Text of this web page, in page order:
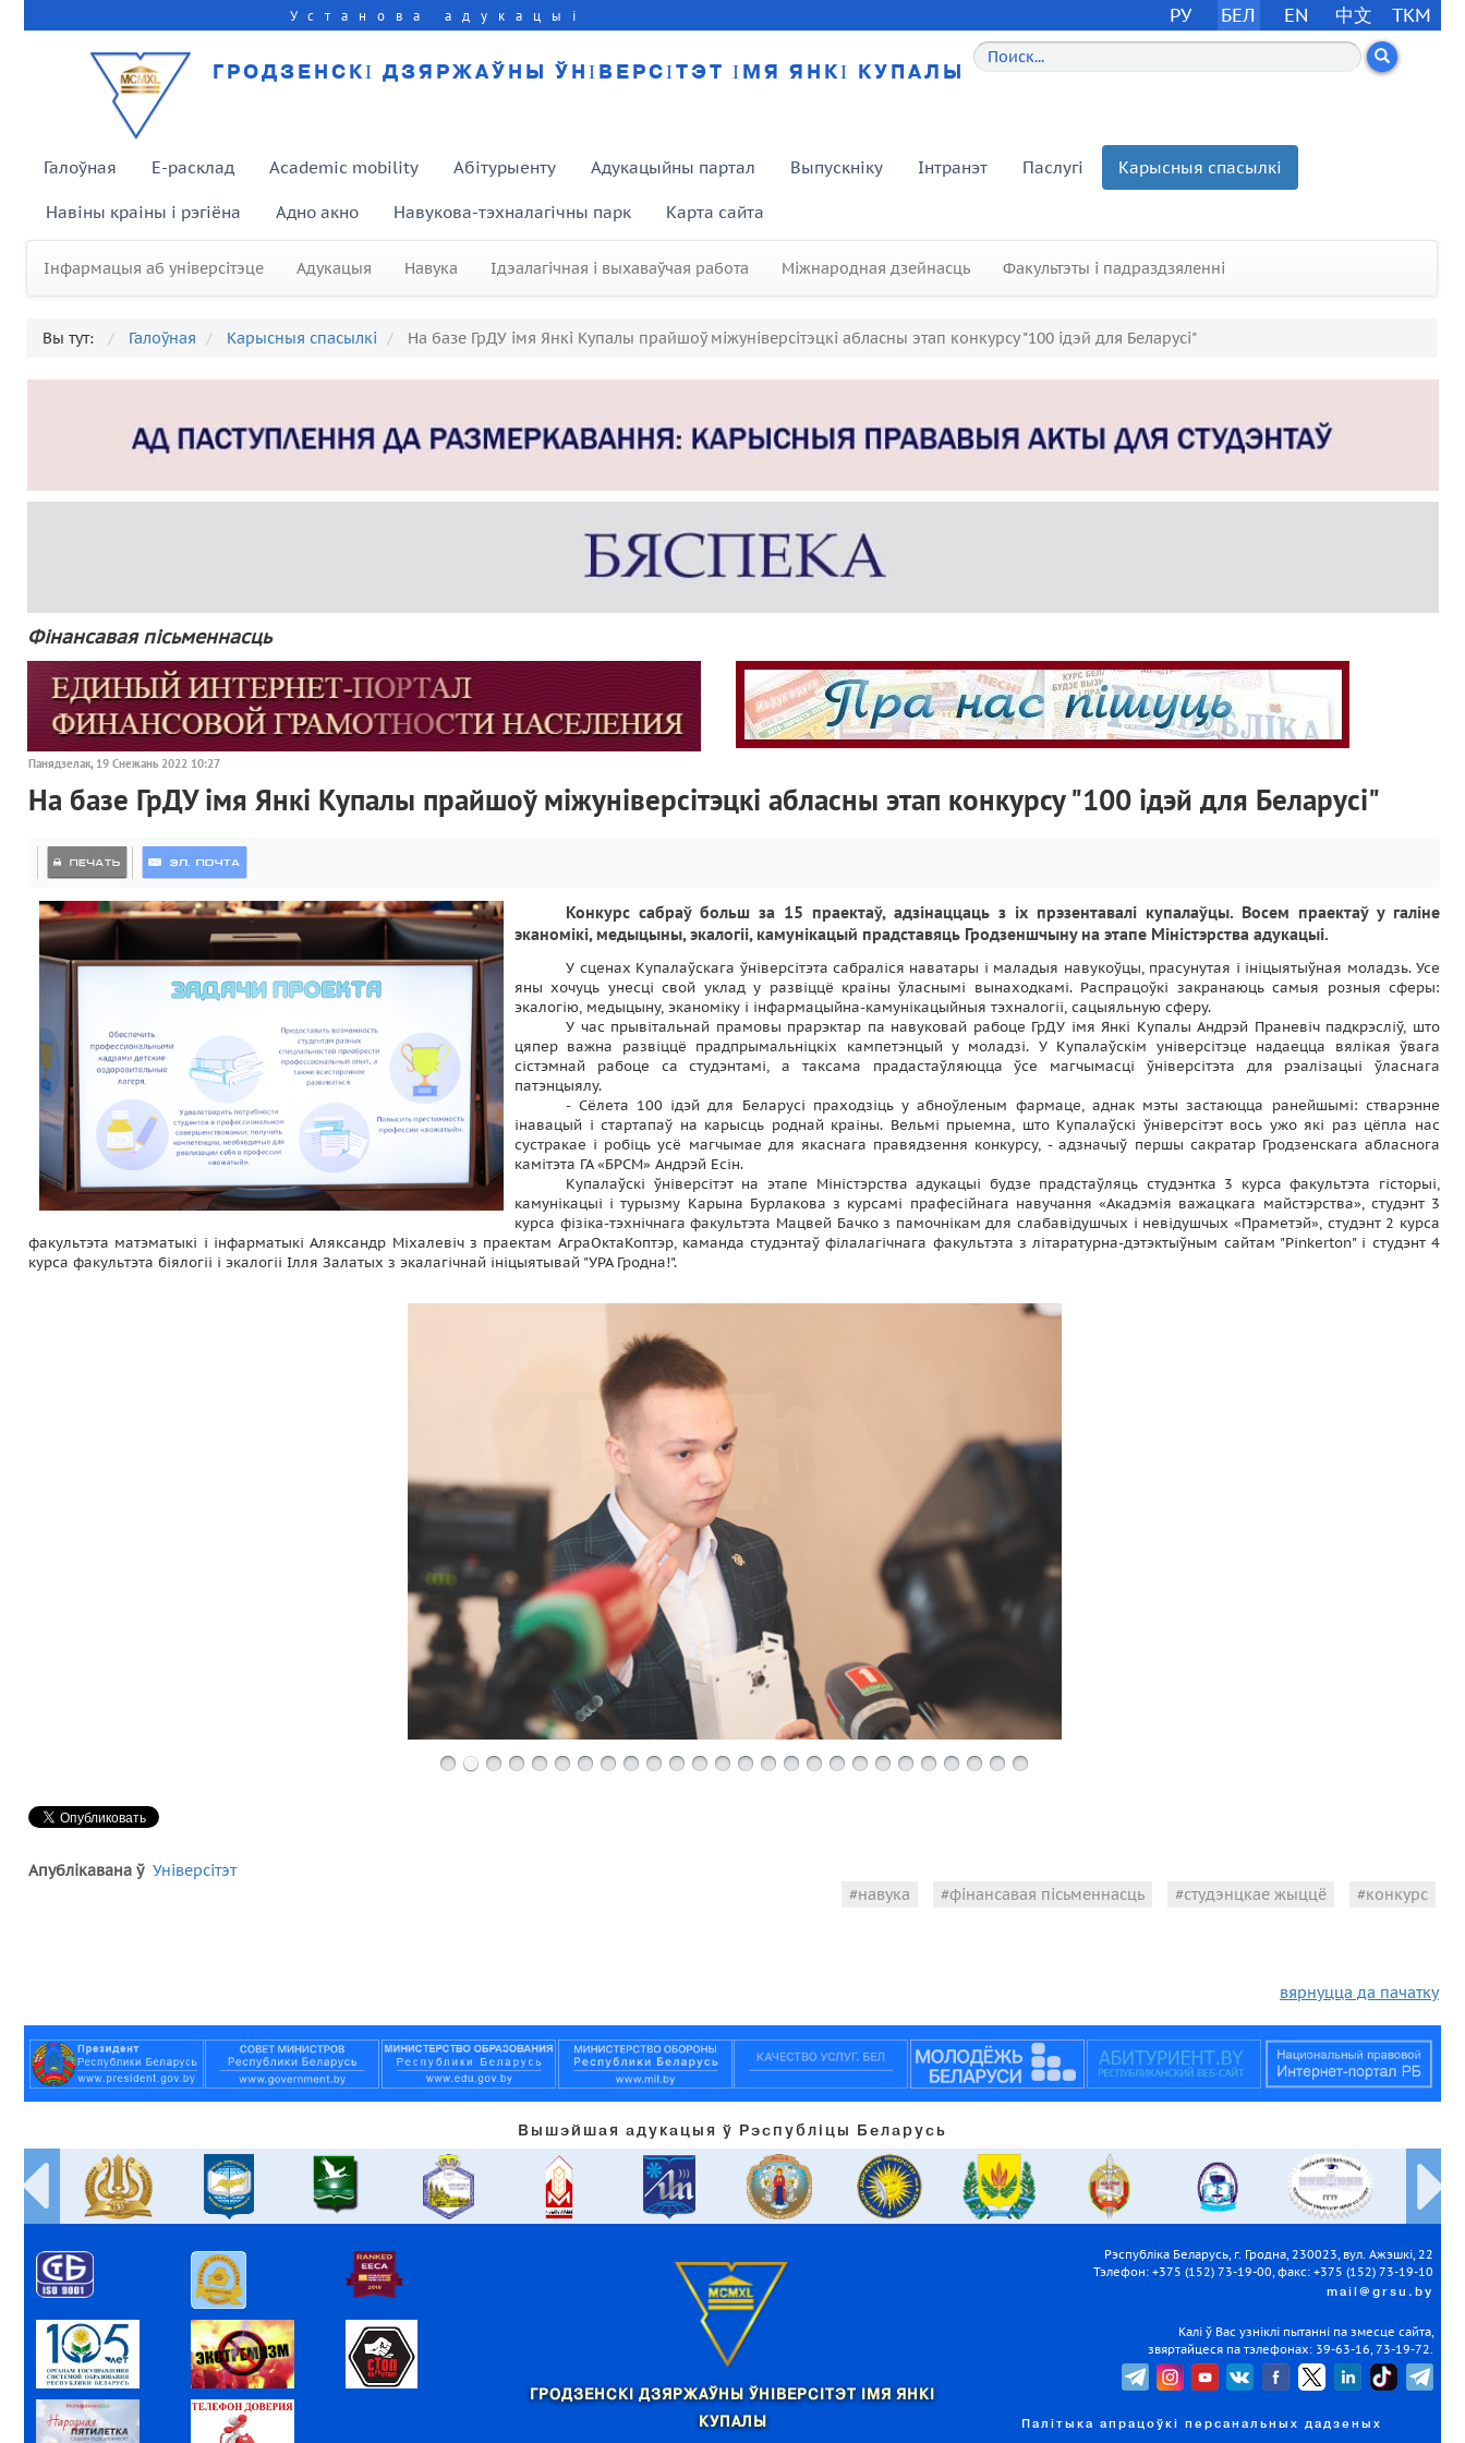
Установа адукацыі РУ БЕЛ EN 中文 TKM
ГРОДЗЕНСКІ ДЗЯРЖАЎНЫ ЎНІВЕРСІТЭТ ІМЯ ЯНКІ КУПАЛЫ
Галоўная E-расклад Academic mobility Абітурыенту Адукацыйны партал Выпускніку Інтранэт Паслугі Карысныя спасылкі
Навіны краіны і рэгіёна Адно акно Навукова-тэхналагічны парк Карта сайта
Інфармацыя аб універсітэце Адукацыя Навука Ідэалагічная і выхаваўчая работа Міжнародная дзейнасць Факультэты і падраздзяленні
Вы тут: Галоўная Карысныя спасылкі На базе ГрДУ імя Янкі Купалы прайшоў міжуніверсітэцкі абласны этап конкурсу "100 ідэй для Беларусі"
Фінансавая пісьменнасць
Панядзелак, 19 Снежань 2022 10:27
На базе ГрДУ імя Янкі Купалы прайшоў міжуніверсітэцкі абласны этап конкурсу "100 ідэй для Беларусі"
Конкурс сабраў больш за 15 праектаў, адзінаццаць з іх прэзентавалі купалаўцы. Восем праектаў у галіне
эканомікі, медыцыны, экалогіі, камунікацый прадставяць Гродзеншчыну на этапе Міністэрства адукацыі.
У сценах Купалаўскага ўніверсітэта сабраліся наватары і маладыя навукоўцы, прасунутая і ініцыятыўная моладзь. Усе
яны хочуць унесці свой уклад у развіццё краіны ўласнымі вынаходкамі. Распрацоўкі закранаюць самыя розныя сферы:
экалогію, медыцыну, эканоміку і інфармацыйна-камунікацыйныя тэхналогіі, сацыяльную сферу.
У час прывітальнай прамовы прарэктар па навуковай рабоце ГрДУ імя Янкі Купалы Андрэй Праневіч падкрэсліў, што
цяпер важна развіццё прадпрымальніцкіх кампетэнцый у моладзі. У Купалаўскім універсітэце надаецца вялікая ўвага
сістэмнай рабоце са студэнтамі, а таксама прадастаўляюцца ўсе магчымасці ўніверсітэта для рэалізацыі ўласнага
патэнцыялу.
- Сёлета 100 ідэй для Беларусі праходзіць у абноўленым фармаце, аднак мэты застаюцца ранейшымі: стварэнне
інавацый і стартапаў на карысць роднай краіны. Вельмі прыемна, што Купалаўскі ўніверсітэт вось ужо які раз цёпла нас
сустракае і робіць усё магчымае для якаснага правядзення конкурсу, - адзначыў першы сакратар Гродзенскага абласнога
камітэта ГА «БРСМ» Андрэй Есін.
Купалаўскі ўніверсітэт на этапе Міністэрства адукацыі будзе прадстаўляць студэнтка 3 курса факультэта гісторыі,
камунікацыі і турызму Карына Бурлакова з курсамі прафесійнага навучання «Акадэмія важацкага майстэрства», студэнт 3
курса фізіка-тэхнічнага факультэта Мацвей Бачко з памочнікам для слабавідушчых і невідушчых «Праметэй», студэнт 2 курса
факультэта матэматыкі і інфарматыкі Аляксандр Міхалевіч з праектам АграОктаКоптэр, каманда студэнтаў філалагічнага факультэта з літаратурна-дэтэктыўным сайтам "Pinkerton" і студэнт 4
курса факультэта біялогіі і экалогіі Ілля Залатых з экалагічнай ініцыятывай "УРА Гродна!".
Апублікавана ў Універсітэт
конкурс
студэнцкае жыццё
фінансавая пісьменнасць
навука
вярнуцца да пачатку
Вышэйшая адукацыя ў Рэспубліцы Беларусь
ГРОДЗЕНСКІ ДЗЯРЖАЎНЫ ЎНІВЕРСІТЭТ ІМЯ ЯНКІ
КУПАЛЫ
Рэспубліка Беларусь, г. Гродна, 230023, вул. Ажэшкі, 22
Тэлефон: +375 (152) 73-19-00, факс: +375 (152) 73-19-10
mail@grsu.by
Калі ў Вас узніклі пытанні па змесце сайта,
звяртайцеся па тэлефонах: 39-63-16, 73-19-72.
Палітыка апрацоўкі персанальных дадзеных